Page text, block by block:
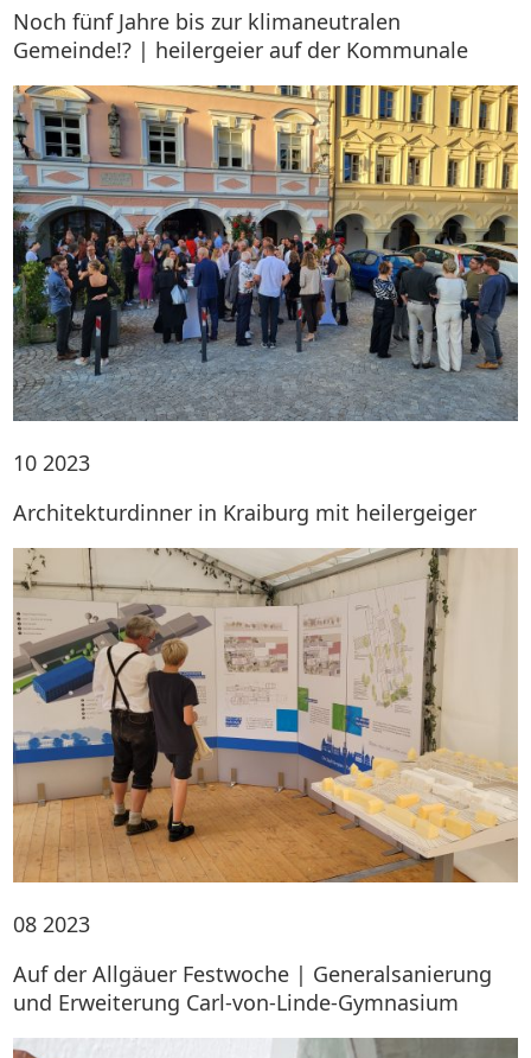
Noch fünf Jahre bis zur klimaneutralen
Gemeinde!? | heilergeier auf der Kommunale
10 2023
Architekturdinner in Kraiburg mit heilergeiger
08 2023
Auf der Allgäuer Festwoche | Generalsanierung
und Erweiterung Carl-von-Linde-Gymnasium